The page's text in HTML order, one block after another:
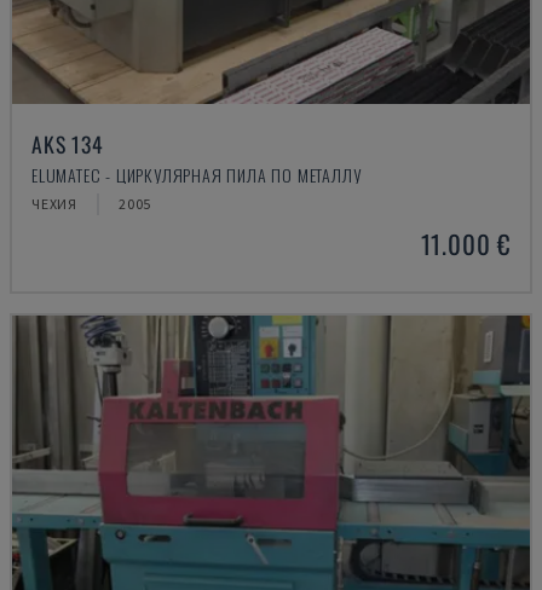
AKS 134
ELUMATEC - ЦИРКУЛЯРНАЯ ПИЛА ПО МЕТАЛЛУ
ЧЕХИЯ 2005
11.000 €